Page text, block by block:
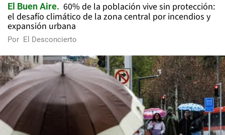
El Buen Aire
60% de la población vive sin protección:
el desafío climático de la zona central por incendios y
expansión urbana
Por El Desconcierto